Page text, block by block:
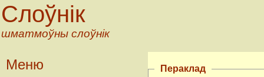
Слоўнік
шматмоўны слоўнік
Меню Пераклад